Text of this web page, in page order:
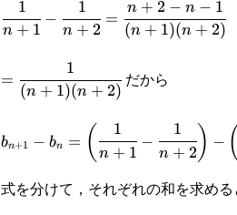
\cfrac{1}{n+1}-
\cfrac{1}
{n+2}=\cfrac{n+2-
n-1}{(n+1)(n+2)}
n + 1
1
−
n + 2
1
=
(n + 1)(n + 2)
n + 2 − n − 1
=\cfrac{1}
{(n+1)
(n+2)}
=
(n + 1)(n + 2)
1
だから
b_{n+1}-
b_n=\bigg(\cfrac{1}
{n+1}-\cfrac{1}
bn+1 − bn = ( n + 1
1
−
n + 2
1 ) − (
式を分けて，それぞれの和を求める